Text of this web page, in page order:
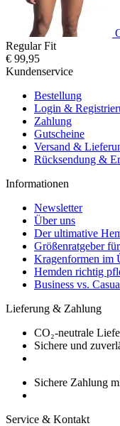
Regular Fit
€ 99,95
Kundenservice
Bestellung
Login &
Zahlung
Gutscheine
Versand &
Rücksendung &
Informationen
Newsletter
Über uns
Der ultimative
Größenratgeber
Kragenformen im
Hemden richtig
Business vs.
Lieferung & Zahlung
CO₂-neutrale
Sichere und
Sichere Zahlung
Service & Kontakt